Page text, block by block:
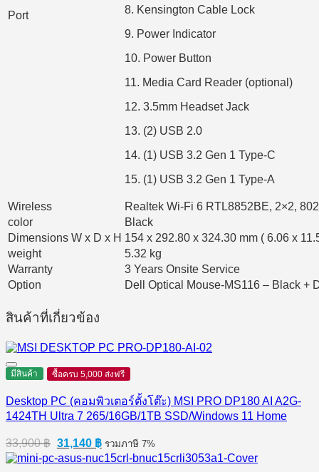
Port
8. Kensington Cable Lock
9. Power Indicator
10. Power Button
11. Media Card Reader (optional)
12. 3.5mm Headset Jack
13. (2) USB 2.0
14. (1) USB 3.2 Gen 1 Type-C
15. (1) USB 3.2 Gen 1 Type-A
Wireless
Realtek Wi-Fi 6 RTL8852BE, 2×2,
color
Black
Dimensions W x D x H 154 x 292.80 x 324.30 mm ( 6.06 x
weight
5.32 kg
Warranty
3 Years Onsite Service
Option
Dell Optical Mouse-MS116 – Black +
สินค้าที่เกี่ยวข้อง
มีสินค้า ซื้อครบ 5,000 ส่งฟรี
Desktop PC (คอมพิวเตอร์ตั้งโต๊ะ) MSI PRO DP180 AI A2G-
1424TH Ultra 7 265/16GB/1TB SSD/Windows 11 Home
33,900฿ Original
price
was:
31,140 ฿Current
price
is:
รวมภาษี 7%